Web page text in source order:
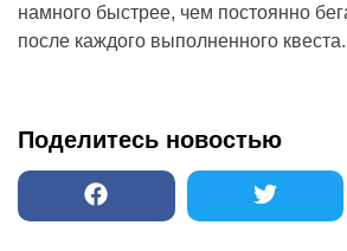
намного быстрее, чем постоянно
после каждого выполненного квеста.
Поделитесь новостью